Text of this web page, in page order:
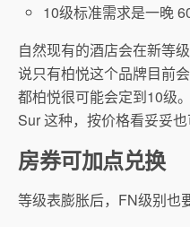
10级标准需求是一晚
自然现有的酒店会在新等
说只有柏悦这个品牌目前
都柏悦很可能会定到10级
Sur 这种，按价格看妥妥也
房券可加点兑换
等级表膨胀后，FN级别也